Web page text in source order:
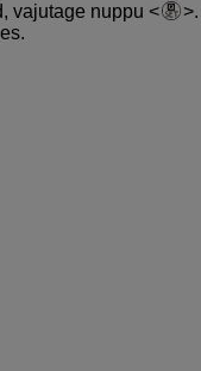
vajutage nuppu